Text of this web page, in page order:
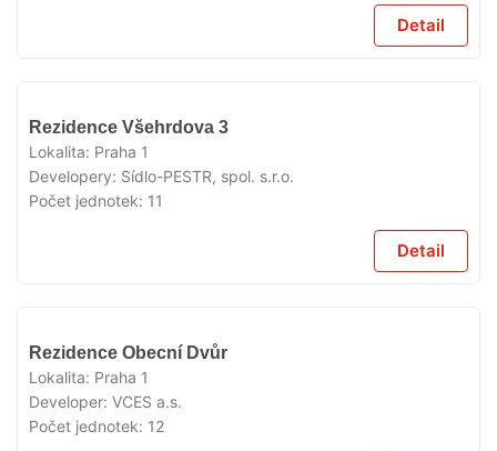
Detail
Rezidence Všehrdova 3
Lokalita: Praha 1
Developery: Sídlo-PESTR, spol. s.r.o.
Počet jednotek: 11
Detail
Rezidence Obecní Dvůr
Lokalita: Praha 1
Developer: VCES a.s.
Počet jednotek: 12